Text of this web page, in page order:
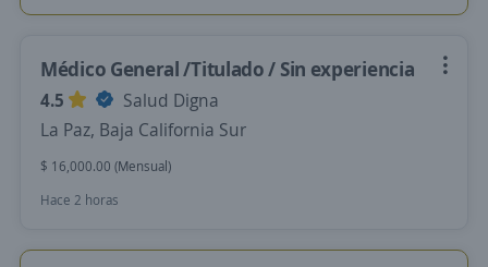
Médico General /Titulado / Sin experiencia
4.5
Salud Digna
La Paz, Baja California Sur
$ 16,000.00 (Mensual)
Hace 2 horas